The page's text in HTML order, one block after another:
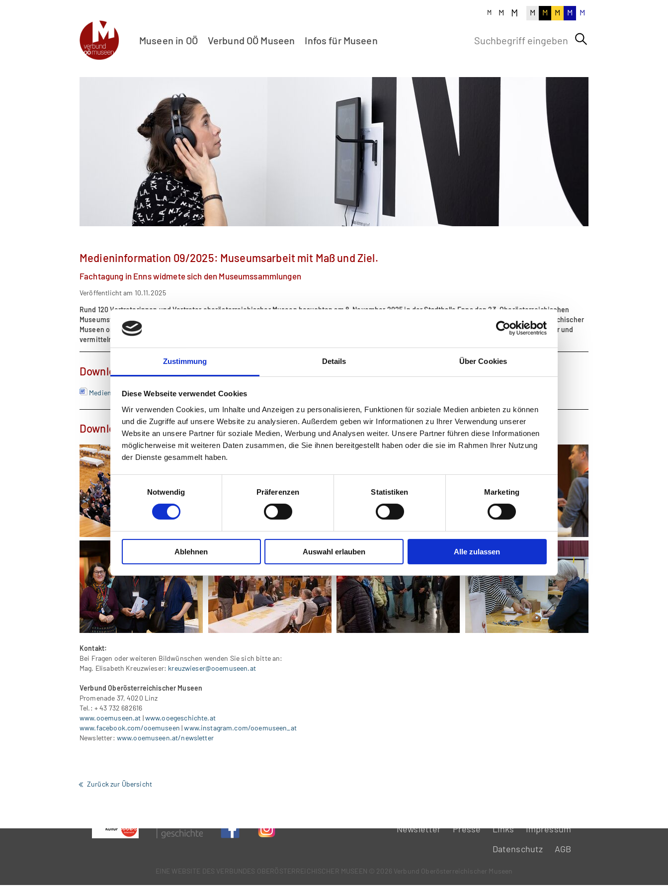
Zustimmung Details Über Cookies
Diese Webseite verwendet Cookies
Wir verwenden Cookies, um Inhalte und Anzeigen zu personalisieren, Funktionen für soziale Medien anbieten zu können
und die Zugriffe auf unsere Website zu analysieren. Außerdem geben wir Informationen zu Ihrer Verwendung unserer
Website an unsere Partner für soziale Medien, Werbung und Analysen weiter. Unsere Partner führen diese Informationen
möglicherweise mit weiteren Daten zusammen, die Sie ihnen bereitgestellt haben oder die sie im Rahmen Ihrer Nutzung
der Dienste gesammelt haben.
Einwilligungsauswahl
Notwendig
Präferenzen Statistiken Marketing
Ablehnen Auswahl erlauben Alle zulassen
M M M M M M M M
Museen in OÖ Verbund OÖ Museen Infos für Museen
Medieninformation 09/2025: Museumsarbeit mit Maß und Ziel.
Fachtagung in Enns widmete sich den Museumssammlungen
Veröffentlicht am 10.11.2025
Rund 120 Vertreterinnen und Vertreter oberösterreichischer Museen besuchten am 8. November 2025 in der Stadthalle Enns den 23. Oberösterreichischen
Museumstag. Unter dem Motto "
" widmete sich die vom Verbund Oberösterreichischer
Museen organisierte Jahrestagung einem grundlegenden Thema der Museumsarbeit: den Sammlungen als Herzstück wissenschaftlicher, kuratorischer und
vermittelnder Tätigkeit.
Download Presseinformationen
Medieninformation: Museumsarbeit mit Maß und Ziel. Fachtagung in Enns widmete sich den Museumssammlungen. | WORD
Download Pressebilder
Kontakt:
Bei Fragen oder weiteren Bildwünschen wenden Sie sich bitte an:
Mag. Elisabeth Kreuzwieser: kreuzwieser@ooemuseen.at
Verbund Oberösterreichischer Museen
Promenade 37, 4020 Linz
Tel.: + 43 732 682616
www.ooemuseen.at |www.ooegeschichte.at
www.facebook.com/ooemuseen |www.instagram.com/ooemuseen_at
Newsletter: www.ooemuseen.at/newsletter
Zurück zur Übersicht
Newsletter Presse Links
Impressum
Datenschutz
AGB
EINE WEBSITE DES VERBUNDES OBERÖSTERREiCHISCHER MUSEEN © 2026 Verbund Oberösterreichischer Museen